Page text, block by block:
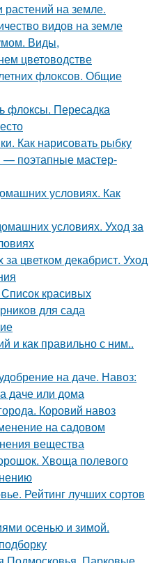
на земле.
видов на земле
Виды,
цветоводстве
флоксов. Общие
флоксы. Пересадка
Как нарисовать рыбку
поэтапные мастер-
условиях. Как
условиях. Уход за
цветком декабрист. Уход
красивых
для сада
и как правильно с ним..
на даче. Навоз:
даче или дома
Коровий навоз
на садовом
вещества
Хвоща полевого
Рейтинг лучших сортов
осенью и зимой.